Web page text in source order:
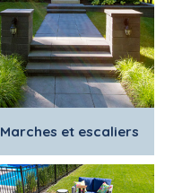
Marches et escaliers